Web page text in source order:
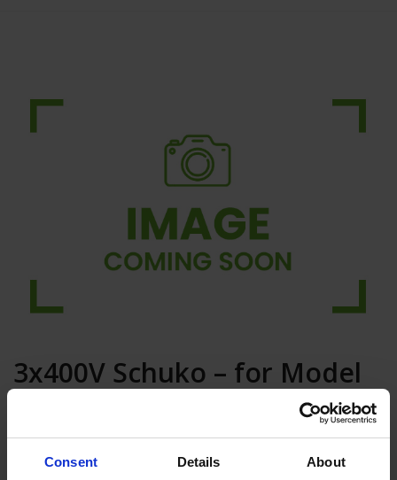
Consent Details About
3x400V Schuko – for Model
In den Warenkorb